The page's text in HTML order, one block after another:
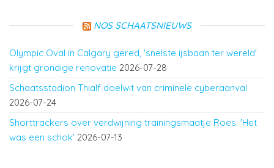
NOS SCHAATSNIEUWS
Olympic Oval in Calgary gered, 'snelste ijsbaan ter wereld'
krijgt grondige renovatie 2026-07-28
Schaatsstadion Thialf doelwit van criminele cyberaanval
2026-07-24
Shorttrackers over verdwijning trainingsmaatje Roes: 'Het
was een schok' 2026-07-13